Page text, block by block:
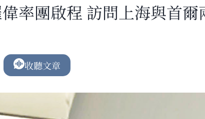
率團啟程 訪問上海與首爾
收聽文章